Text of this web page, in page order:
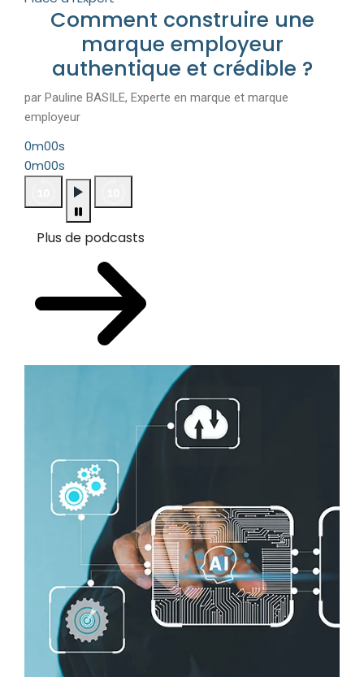
Comment construire une
marque employeur
authentique et crédible ?
par Pauline BASILE, Experte en marque et marque
employeur
0m00s
0m00s
Plus de podcasts